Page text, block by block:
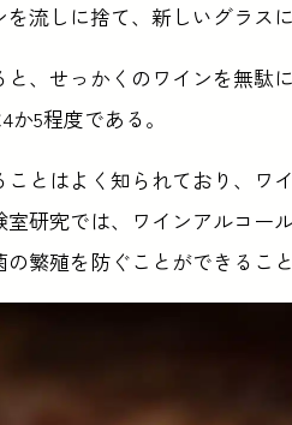
流しに捨て、新しいグラスに
と、せっかくのワインを無駄
5程度である。
とはよく知られており、ワ
研究では、ワインアルコー
繁殖を防ぐことができるこ